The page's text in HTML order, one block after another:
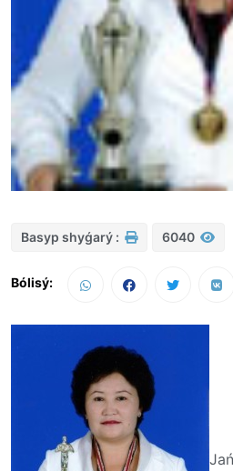
Basyp shyǵarý : 6040
Bólisý: